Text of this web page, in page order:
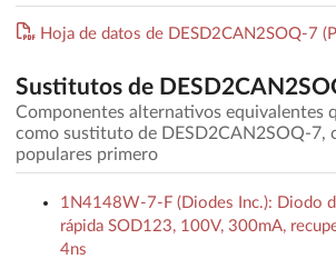
Hoja de datos de DESD2CAN2SOQ-7
Sustitutos de
Componentes alternativos equivalentes
como sustituto de DESD2CAN2SOQ-7,
populares primero
1N4148W-7-F (Diodes Inc.): Diodo
rápida SOD123, 100V, 300mA,
4ns